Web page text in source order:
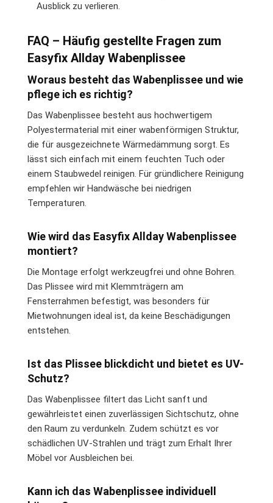
Ausblick zu verlieren.
FAQ – Häufig gestellte Fragen zum
Easyfix Allday Wabenplissee
Woraus besteht das Wabenplissee und wie
pflege ich es richtig?
Das Wabenplissee besteht aus hochwertigem
Polyestermaterial mit einer wabenförmigen Struktur,
die für ausgezeichnete Wärmedämmung sorgt. Es
lässt sich einfach mit einem feuchten Tuch oder
einem Staubwedel reinigen. Für gründlichere Reinigung
empfehlen wir Handwäsche bei niedrigen
Temperaturen.
Wie wird das Easyfix Allday Wabenplissee
montiert?
Die Montage erfolgt werkzeugfrei und ohne Bohren.
Das Plissee wird mit Klemmträgern am
Fensterrahmen befestigt, was besonders für
Mietwohnungen ideal ist, da keine Beschädigungen
entstehen.
Ist das Plissee blickdicht und bietet es UV-
Schutz?
Das Wabenplissee filtert das Licht sanft und
gewährleistet einen zuverlässigen Sichtschutz, ohne
den Raum zu verdunkeln. Zudem schützt es vor
schädlichen UV-Strahlen und trägt zum Erhalt Ihrer
Möbel vor Ausbleichen bei.
Kann ich das Wabenplissee individuell